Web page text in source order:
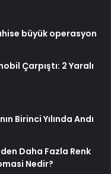
büyük operasyon
Çarpıştı: 2 Yaralı
Birinci Yılında Andı
Daha Fazla Renk
Nedir?